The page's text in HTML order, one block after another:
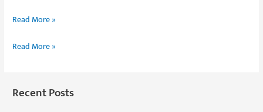
Read More »
Read More »
Recent Posts